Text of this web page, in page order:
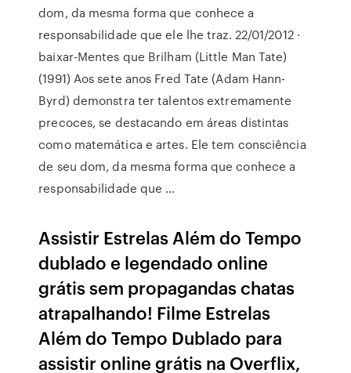
dom, da mesma forma que conhece a
responsabilidade que ele lhe traz. 22/01/2012 ·
baixar-Mentes que Brilham (Little Man Tate)
(1991) Aos sete anos Fred Tate (Adam Hann-
Byrd) demonstra ter talentos extremamente
precoces, se destacando em áreas distintas
como matemática e artes. Ele tem consciência
de seu dom, da mesma forma que conhece a
responsabilidade que …
Assistir Estrelas Além do Tempo
dublado e legendado online
grátis sem propagandas chatas
atrapalhando! Filme Estrelas
Além do Tempo Dublado para
assistir online grátis na Overflix,